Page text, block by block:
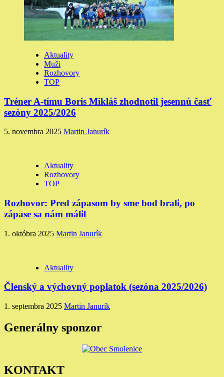
Aktuality
Muži
Rozhovory
TOP
Tréner A-tímu Boris Mikláš zhodnotil jesennú časť
sezóny 2025/2026
5. novembra 2025 Martin Janurík
Aktuality
Rozhovory
TOP
Rozhovor: Pred zápasom by sme bod brali, po
zápase sa nám málil
1. októbra 2025 Martin Janurík
Aktuality
Členský a výchovný poplatok (sezóna 2025/2026)
1. septembra 2025 Martin Janurík
Generálny sponzor
KONTAKT